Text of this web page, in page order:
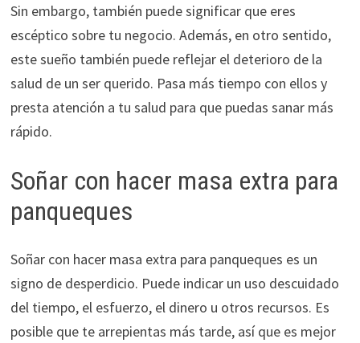
Sin embargo, también puede significar que eres
escéptico sobre tu negocio. Además, en otro sentido,
este sueño también puede reflejar el deterioro de la
salud de un ser querido. Pasa más tiempo con ellos y
presta atención a tu salud para que puedas sanar más
rápido.
Soñar con hacer masa extra para
panqueques
Soñar con hacer masa extra para panqueques es un
signo de desperdicio. Puede indicar un uso descuidado
del tiempo, el esfuerzo, el dinero u otros recursos. Es
posible que te arrepientas más tarde, así que es mejor